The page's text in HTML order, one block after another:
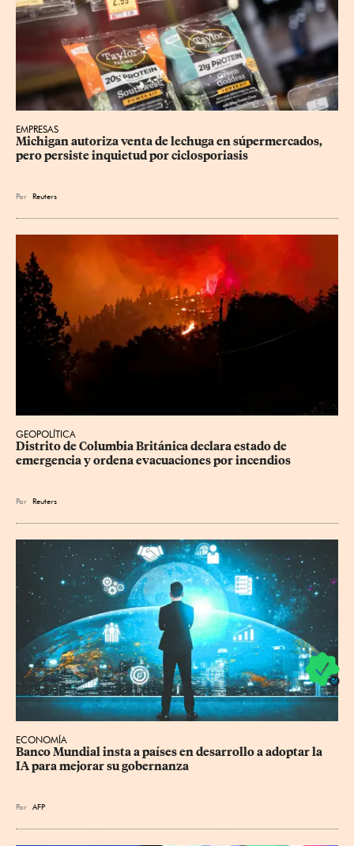
EMPRESAS
Michigan autoriza venta de lechuga en súpermercados,
pero persiste inquietud por ciclosporiasis
Por Reuters
GEOPOLÍTICA
Distrito de Columbia Británica declara estado de
emergencia y ordena evacuaciones por incendios
Por Reuters
ECONOMÍA
Banco Mundial insta a países en desarrollo a adoptar la
IA para mejorar su gobernanza
Por AFP